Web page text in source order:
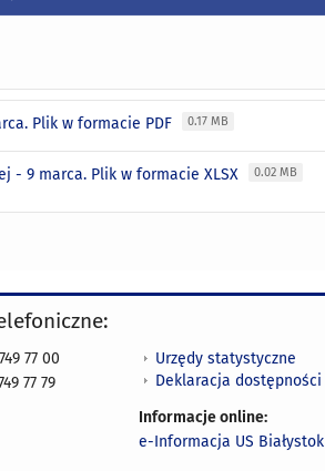
Plik w formacie PDF 0.17 MB
- 9 marca. Plik w formacie XLSX 0.02 MB
77 00
77 79
Urzędy statystyczne
Deklaracja dostępności
Informacje online:
e-Informacja US Białystok